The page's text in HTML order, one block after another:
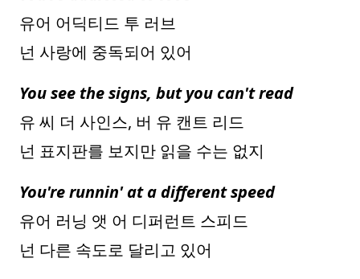
유어 어딕티드 투 러브
넌 사랑에 중독되어 있어
You see the signs, but you can't read
유 씨 더 사인스, 버 유 캔트 리드
넌 표지판를 보지만 읽을 수는 없지
You're runnin' at a different speed
유어 러닝 앳 어 디퍼런트 스피드
넌 다른 속도로 달리고 있어